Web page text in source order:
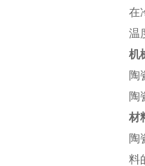
在
温
机
陶
陶
材
陶
料